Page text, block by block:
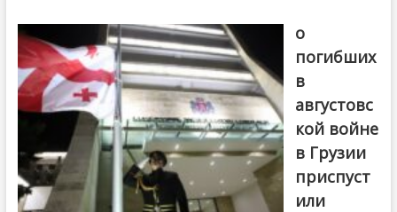
о
погибших
в
августовс
кой войне
в Грузии
приспуст
или